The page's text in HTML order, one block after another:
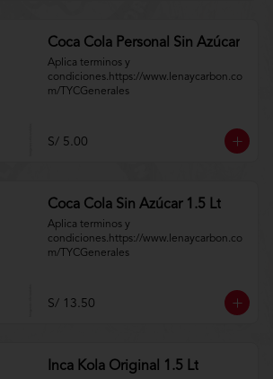
Coca Cola Personal Sin Azúcar
Aplica terminos y
condiciones.https://www.lenaycarbon.co
m/TYCGenerales
S/ 5.00
Coca Cola Sin Azúcar 1.5 Lt
Aplica terminos y
condiciones.https://www.lenaycarbon.co
m/TYCGenerales
S/ 13.50
Inca Kola Original 1.5 Lt